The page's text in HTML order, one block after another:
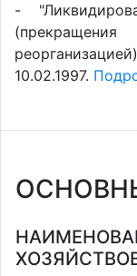
-
10.02.1997.